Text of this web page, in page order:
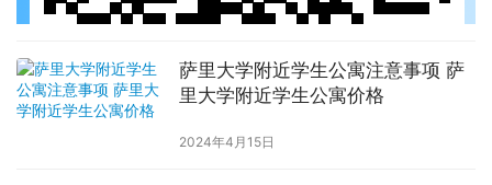
萨里大学附近学生公寓注意事项 萨
里大学附近学生公寓价格
2024年4月15日